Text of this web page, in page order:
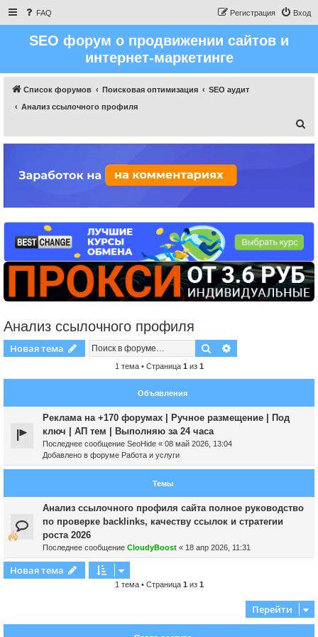
FAQ Вход
Регистрация
SEO форум о продвижении сайтов и
интернет-маркетинге
Список форумов Поисковая оптимизация
SEO аудит
Анализ ссылочного профиля
Анализ ссылочного профиля
Новая тема Поиск
1 тема • Страница 1 из 1
Объявления
Реклама на +170 форумах | Ручное размещение | Под
ключ | АП тем | Выполняю за 24 часа
Последнее сообщение SeoHide « 08 май 2026, 13:04
Добавлено в форуме Работа и услуги
Темы
Анализ ссылочного профиля сайта полное руководство
по проверке backlinks, качеству ссылок и стратегии
роста 2026
Последнее сообщение CloudyBoost « 18 апр 2026, 11:31
Новая тема
1 тема • Страница 1 из 1
Перейти